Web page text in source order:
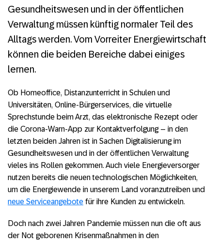
Gesundheitswesen und in der öffentlichen
Verwaltung müssen künftig normaler Teil des
Alltags werden. Vom Vorreiter Energiewirtschaft
können die beiden Bereiche dabei einiges
lernen.
Ob Homeoffice, Distanzunterricht in Schulen und
Universitäten, Online-Bürgerservices, die virtuelle
Sprechstunde beim Arzt, das elektronische Rezept oder
die Corona-Warn-App zur Kontaktverfolgung – in den
letzten beiden Jahren ist in Sachen Digitalisierung im
Gesundheitswesen und in der öffentlichen Verwaltung
vieles ins Rollen gekommen. Auch viele Energieversorger
nutzen bereits die neuen technologischen Möglichkeiten,
um die Energiewende in unserem Land voranzutreiben und
neue Serviceangebote für ihre Kunden zu entwickeln.
Doch nach zwei Jahren Pandemie müssen nun die oft aus
der Not geborenen Krisenmaßnahmen in den